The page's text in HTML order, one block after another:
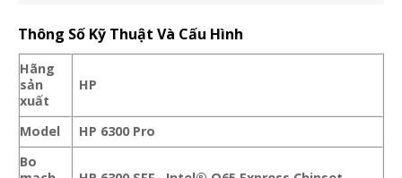
Thông Số Kỹ Thuật Và Cấu Hình
Hãng
sản
xuất
HP
Model
HP 6300 Pro
Bo